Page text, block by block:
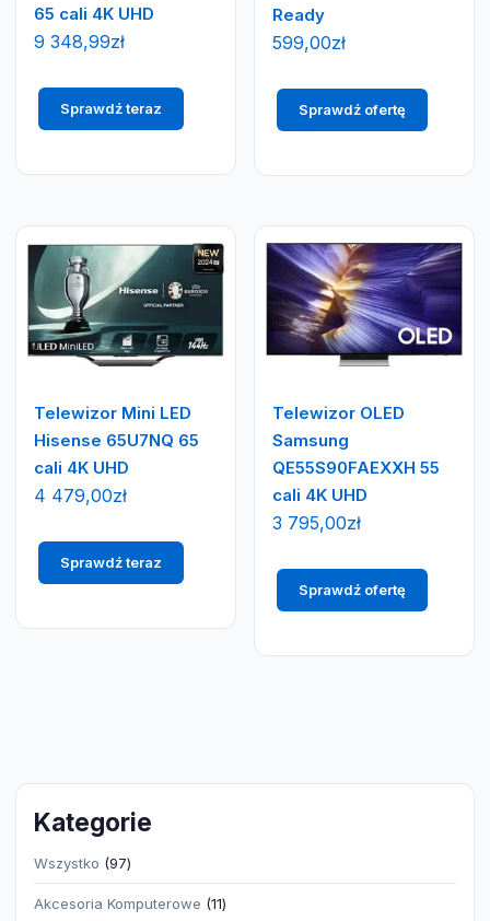
65 cali 4K UHD
9 348,99zł
Sprawdź teraz
Ready
599,00zł
Sprawdź ofertę
Telewizor Mini LED
Hisense 65U7NQ 65
cali 4K UHD
4 479,00zł
Sprawdź teraz
Telewizor OLED
Samsung
QE55S90FAEXXH 55
cali 4K UHD
3 795,00zł
Sprawdź ofertę
Kategorie
Wszystko 9797
produktów
Akcesoria Komputerowe
1111